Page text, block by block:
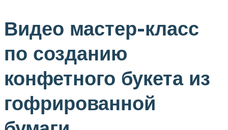
Видео мастер-класс
по созданию
конфетного букета из
гофрированной